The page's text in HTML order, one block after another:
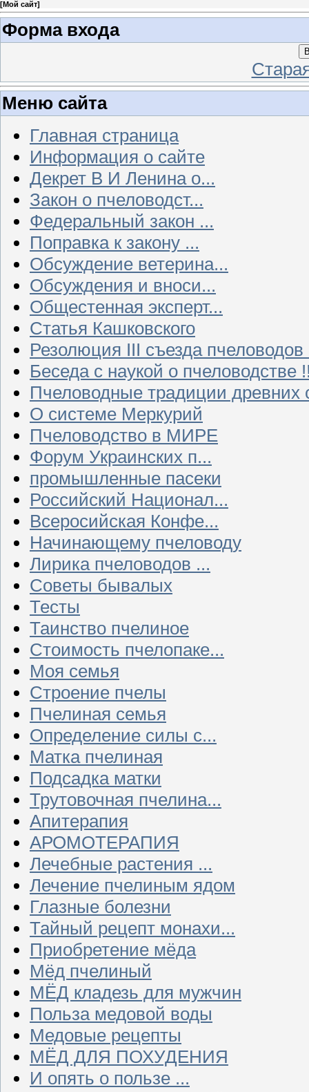
[Мой сайт]
Форма входа
Меню сайта
Главная страница
Информация о сайте
Декрет В И Ленина о...
Закон о пчеловодст...
Федеральный закон ...
Поправка к закону ...
Обсуждение ветерина...
Обсуждения и вноси...
Общестенная эксперт...
Статья Кашковского
Резолюция III съезда
Беседа с наукой о пчеловодстве
Пчеловодные традиции древних
О системе Меркурий
Пчеловодство в МИРЕ
Форум Украинских п...
промышленные пасеки
Российский Национал...
Всеросийская Конфе...
Начинающему пчеловоду
Лирика пчеловодов ...
Советы бывалых
Тесты
Таинство пчелиное
Стоимость пчелопаке...
Моя семья
Строение пчелы
Пчелиная семья
Определение силы с...
Матка пчелиная
Подсадка матки
Трутовочная пчелина...
Апитерапия
АРОМОТЕРАПИЯ
Лечебные растения ...
Лечение пчелиным ядом
Глазные болезни
Тайный рецепт монахи...
Приобретение мёда
Мёд пчелиный
МЁД кладезь для мужчин
Польза медовой воды
Медовые рецепты
МЁД ДЛЯ ПОХУДЕНИЯ
И опять о пользе ...